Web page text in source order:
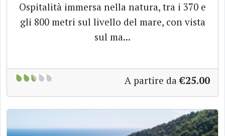
Ospitalità immersa nella natura, tra i 370 e
gli 800 metri sul livello del mare, con vista
sul ma...
A partire da €25.00